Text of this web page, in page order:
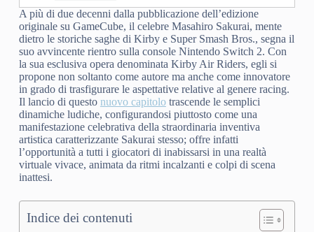
A più di due decenni dalla pubblicazione dell’edizione
originale su GameCube, il celebre Masahiro Sakurai, mente
dietro le storiche saghe di Kirby e Super Smash Bros., segna il
suo avvincente rientro sulla console Nintendo Switch 2. Con
la sua esclusiva opera denominata Kirby Air Riders, egli si
propone non soltanto come autore ma anche come innovatore
in grado di trasfigurare le aspettative relative al genere racing.
Il lancio di questo nuovo capitolotrascende le semplici
dinamiche ludiche, configurandosi piuttosto come una
manifestazione celebrativa della straordinaria inventiva
artistica caratterizzante Sakurai stesso; offre infatti
l’opportunità a tutti i giocatori di inabissarsi in una realtà
virtuale vivace, animata da ritmi incalzanti e colpi di scena
inattesi.
Indice dei contenuti